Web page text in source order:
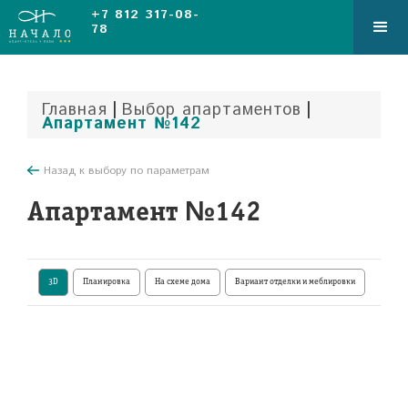
+7 812 317-08-
78
Главная | Выбор апартаментов |
Апартамент №142
Назад к выбору по параметрам
Апартамент №142
3D Планировка На схеме дома Вариант отделки и меблировки